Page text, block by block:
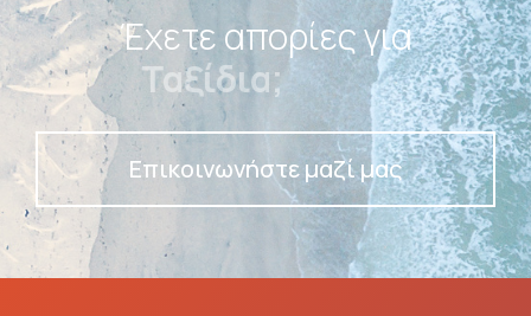
Έχετε απορίες για
Πακέτα;
Επικοινωνήστε μαζί μας